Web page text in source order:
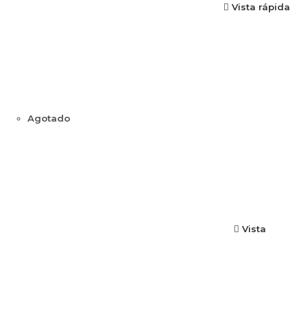
Vista rápida
Agotado
Vista